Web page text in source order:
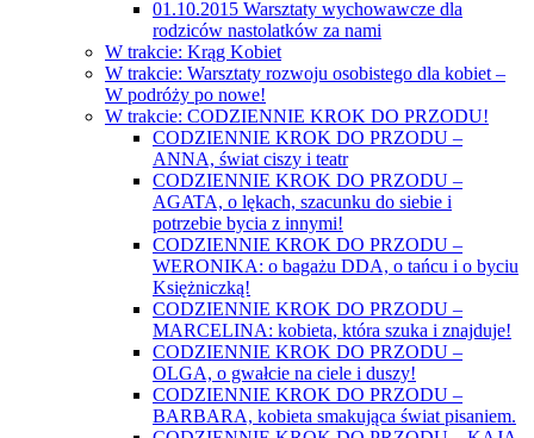
01.10.2015 Warsztaty wychowawcze dla
rodziców nastolatków za nami
W trakcie: Krąg Kobiet
W trakcie: Warsztaty rozwoju osobistego dla kobiet –
W podróży po nowe!
W trakcie: CODZIENNIE KROK DO PRZODU!
CODZIENNIE KROK DO PRZODU –
ANNA, świat ciszy i teatr
CODZIENNIE KROK DO PRZODU –
AGATA, o lękach, szacunku do siebie i
potrzebie bycia z innymi!
CODZIENNIE KROK DO PRZODU –
WERONIKA: o bagażu DDA, o tańcu i o byciu
Księżniczką!
CODZIENNIE KROK DO PRZODU –
MARCELINA: kobieta, która szuka i znajduje!
CODZIENNIE KROK DO PRZODU –
OLGA, o gwałcie na ciele i duszy!
CODZIENNIE KROK DO PRZODU –
BARBARA, kobieta smakująca świat pisaniem.